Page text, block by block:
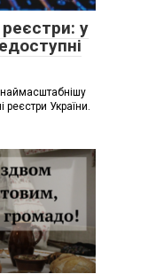
у
наймасштабнішу
реєстри України.